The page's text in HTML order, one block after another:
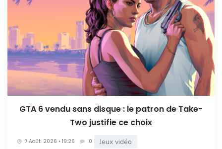
GTA 6 vendu sans disque : le patron de Take-
Two justifie ce choix
7 Août. 2026 • 19:26 0 Jeux vidéo